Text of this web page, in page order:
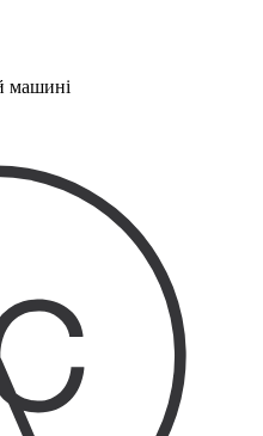
машині